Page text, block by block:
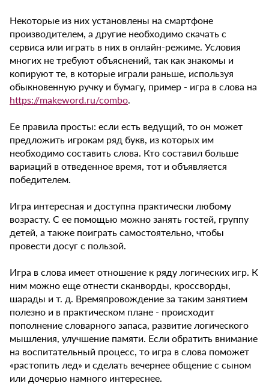
Некоторые из них установлены на смартфоне
производителем, а другие необходимо скачать с
сервиса или играть в них в онлайн-режиме. Условия
многих не требуют объяснений, так как знакомы и
копируют те, в которые играли раньше, используя
обыкновенную ручку и бумагу, пример - игра в слова на
https://makeword.ru/combo.
Ее правила просты: если есть ведущий, то он может
предложить игрокам ряд букв, из которых им
необходимо составить слова. Кто составил больше
вариаций в отведенное время, тот и объявляется
победителем.
Игра интересная и доступна практически любому
возрасту. С ее помощью можно занять гостей, группу
детей, а также поиграть самостоятельно, чтобы
провести досуг с пользой.
Игра в слова имеет отношение к ряду логических игр. К
ним можно еще отнести сканворды, кроссворды,
шарады и т. д. Времяпровождение за таким занятием
полезно и в практическом плане - происходит
пополнение словарного запаса, развитие логического
мышления, улучшение памяти. Если обратить внимание
на воспитательный процесс, то игра в слова поможет
«растопить лед» и сделать вечернее общение с сыном
или дочерью намного интереснее.